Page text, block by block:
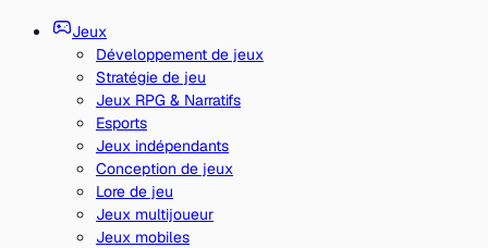
Jeux
Développement de jeux
Stratégie de jeu
Jeux RPG & Narratifs
Esports
Jeux indépendants
Conception de jeux
Lore de jeu
Jeux multijoueur
Jeux mobiles